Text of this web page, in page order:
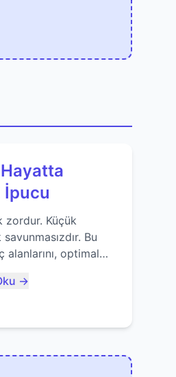
İpucu
zordur. Küçük
Bu
optimal
anlatıyor...
→